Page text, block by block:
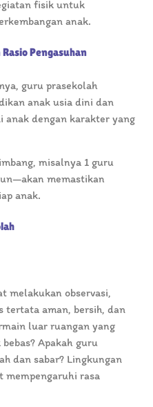
fisik untuk
anak.
Pengasuhan
guru prasekolah
anak usia dini dan
anak dengan karakter yang
misalnya 1 guru
memastikan
anak.
melakukan observasi,
tertata aman, bersih, dan
luar ruangan yang
Apakah guru
dan sabar? Lingkungan
mempengaruhi rasa